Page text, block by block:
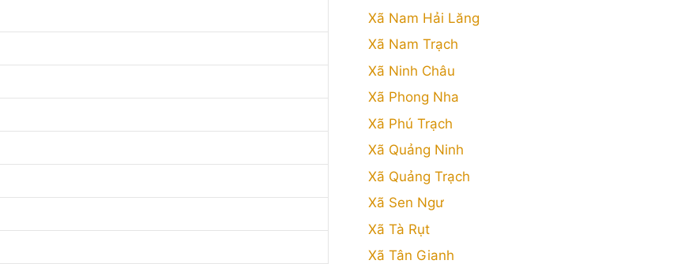
Xã Nam Hải Lăng
Xã Nam Trạch
Xã Ninh Châu
Xã Phong Nha
Xã Phú Trạch
Xã Quảng Ninh
Xã Quảng Trạch
Xã Sen Ngư
Xã Tà Rụt
Xã Tân Gianh